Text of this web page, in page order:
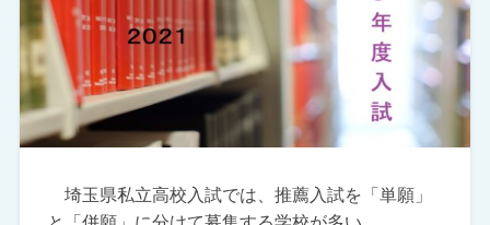
埼玉県私立高校入試では、推薦入試を「単願」